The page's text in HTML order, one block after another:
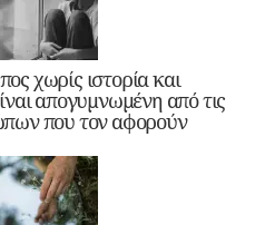
χωρίς ιστορία και
απογυμνωμένη από τις
που τον αφορούν